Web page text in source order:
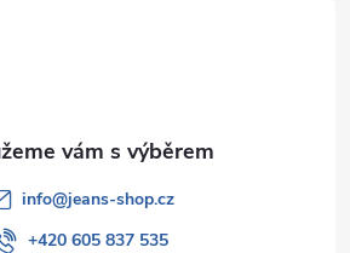
info@jeans-shop.cz
+420 605 837 535